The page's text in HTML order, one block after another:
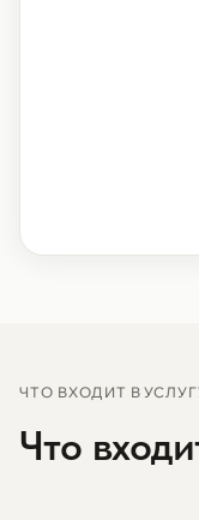
ЧТО ВХОДИТ В
Что